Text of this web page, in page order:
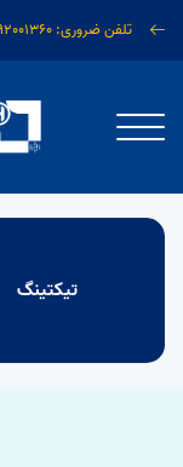
تلفن ضروری: 92001360-021
تیکتینگ